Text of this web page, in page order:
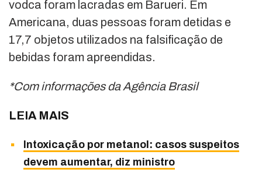
vodca foram lacradas em Barueri. Em
Americana, duas pessoas foram detidas e
17,7 objetos utilizados na falsificação de
bebidas foram apreendidas.
*Com informações da Agência Brasil
LEIA MAIS
Intoxicação por metanol: casos suspeitos
devem aumentar, diz ministro